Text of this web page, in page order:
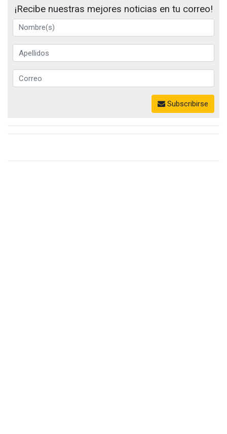
¡Recibe nuestras mejores noticias en tu correo!
Subscribirse